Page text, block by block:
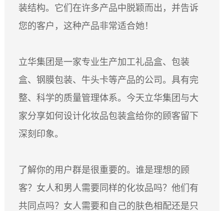
ITALIANO
글로벌
日本語
ENGLISH
装结构。它们在许多产品中脱颖而出，并告诉
您的客户，这种产品非常适合她！
立华集团是一家专业生产加工礼品盒、包装
盒、钢膜包装、牛头卡等产品的公司。具有完
整、科学的质量管理体系。今天立华集团与大
家分享如何设计化妆品包装盒给你的顾客留下
深刻印象。
了解你的用户群是很重要的。谁是理想的顾
客？女人和男人需要同样的化妆品吗？他们有
共同点吗？女人需要和自己的肤色相配还是只